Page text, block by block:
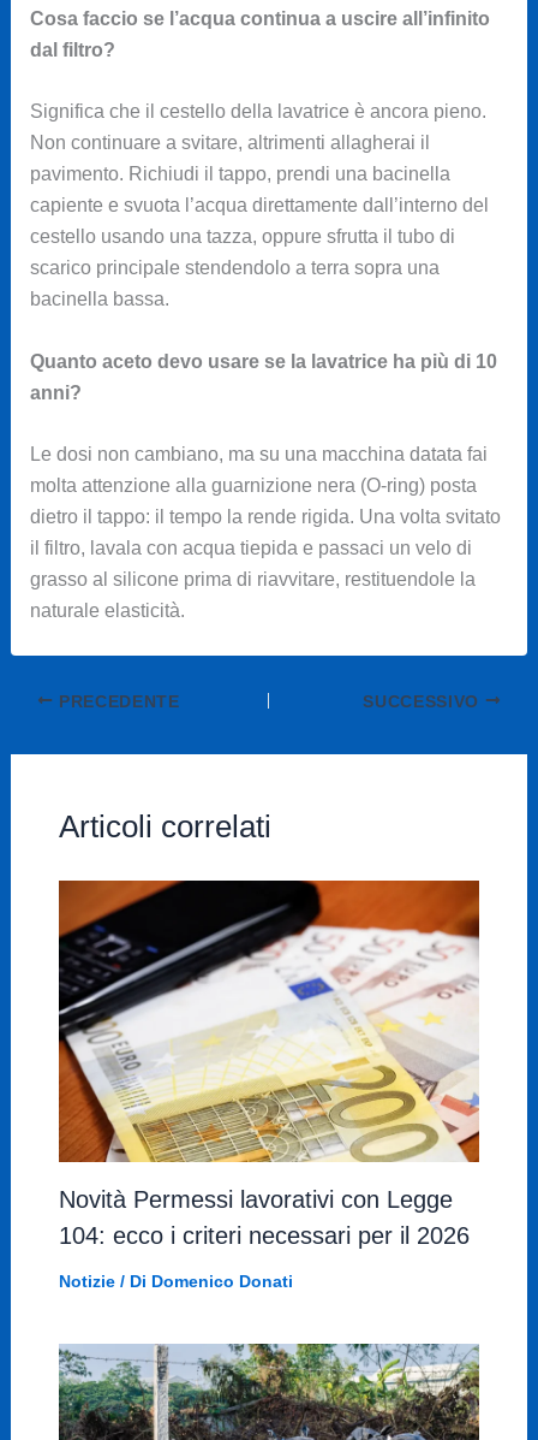
Cosa faccio se l’acqua continua a uscire all’infinito
dal filtro?
Significa che il cestello della lavatrice è ancora pieno.
Non continuare a svitare, altrimenti allagherai il
pavimento. Richiudi il tappo, prendi una bacinella
capiente e svuota l’acqua direttamente dall’interno del
cestello usando una tazza, oppure sfrutta il tubo di
scarico principale stendendolo a terra sopra una
bacinella bassa.
Quanto aceto devo usare se la lavatrice ha più di 10
anni?
Le dosi non cambiano, ma su una macchina datata fai
molta attenzione alla guarnizione nera (O-ring) posta
dietro il tappo: il tempo la rende rigida. Una volta svitato
il filtro, lavala con acqua tiepida e passaci un velo di
grasso al silicone prima di riavvitare, restituendole la
naturale elasticità.
PRECEDENTE SUCCESSIVO
Articoli correlati
Novità Permessi lavorativi con Legge
104: ecco i criteri necessari per il 2026
Notizie/ Di Domenico Donati